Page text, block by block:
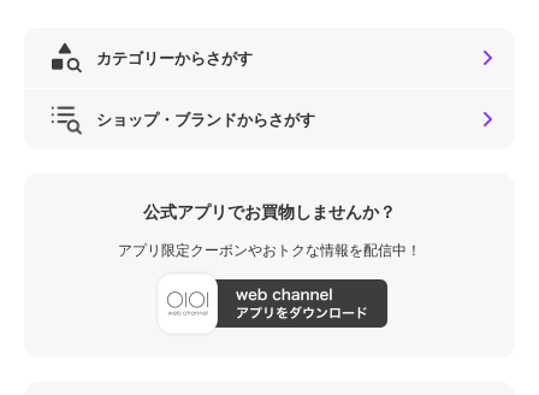
カテゴリーからさがす
ショップ・ブランドからさがす
公式アプリでお買物しませんか？
アプリ限定クーポンやおトクな情報を配信中！